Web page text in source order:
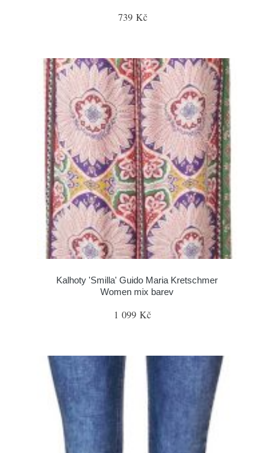
739 Kč
Kalhoty 'Smilla' Guido Maria Kretschmer
Women mix barev
1 099 Kč